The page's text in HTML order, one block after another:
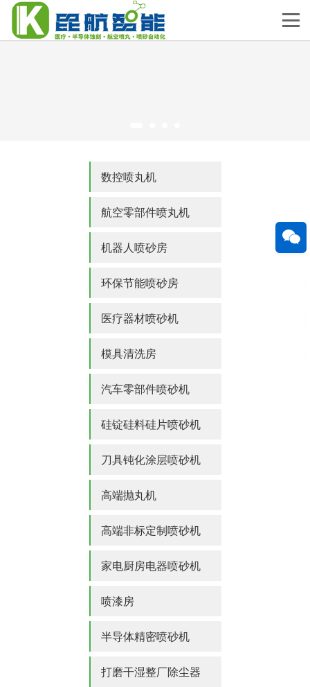
数控喷丸机
航空零部件喷丸机
机器人喷砂房
环保节能喷砂房
医疗器材喷砂机
模具清洗房
汽车零部件喷砂机
硅锭硅料硅片喷砂机
刀具钝化涂层喷砂机
高端抛丸机
高端非标定制喷砂机
家电厨房电器喷砂机
喷漆房
半导体精密喷砂机
打磨干湿整厂除尘器